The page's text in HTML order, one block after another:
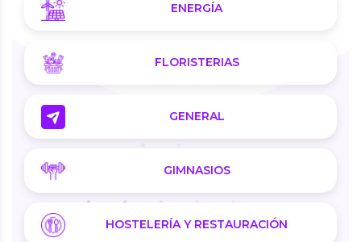
ENERGÍA
FLORISTERIAS
GENERAL
GIMNASIOS
HOSTELERÍA Y RESTAURACIÓN